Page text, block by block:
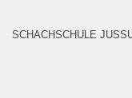
SCHACHSCHULE